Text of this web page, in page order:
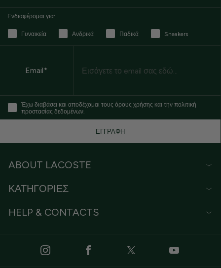
Ενδιαφέρομαι για:
Γυναικεία Ανδρικά Παδικά Sneakers
Email*
Έχω διαβάσει και αποδέχομαι τους όρους χρήσης και την πολιτική
προστασίας δεδομένων.
ΕΓΓΡΑΦΗ
ABOUT LACOSTE
ΚΑΤΗΓΟΡΙΕΣ
HELP & CONTACTS